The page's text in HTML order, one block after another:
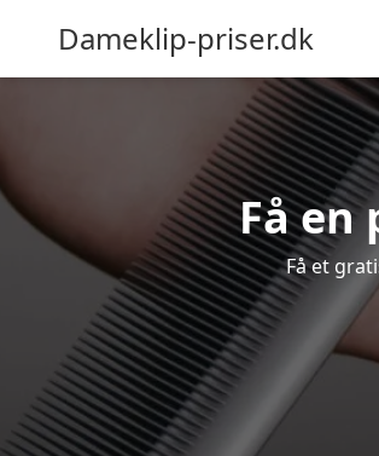
Dameklip-priser.dk
Få en
Få et